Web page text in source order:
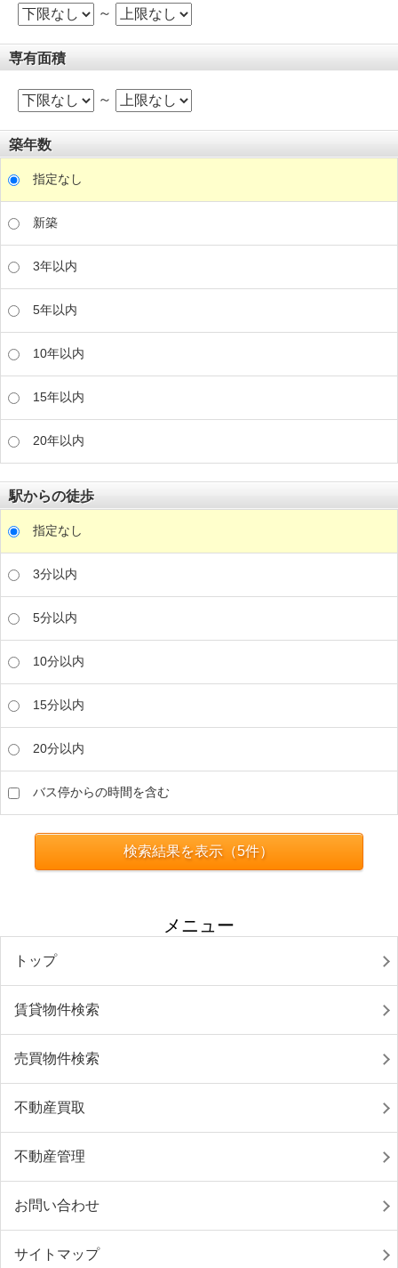
～
専有面積
～
築年数
指定なし
新築
3年以内
5年以内
10年以内
15年以内
20年以内
駅からの徒歩
指定なし
3分以内
5分以内
10分以内
15分以内
20分以内
バス停からの時間を含む
検索結果を表示（5件）
メニュー
トップ
賃貸物件検索
売買物件検索
不動産買取
不動産管理
お問い合わせ
サイトマップ